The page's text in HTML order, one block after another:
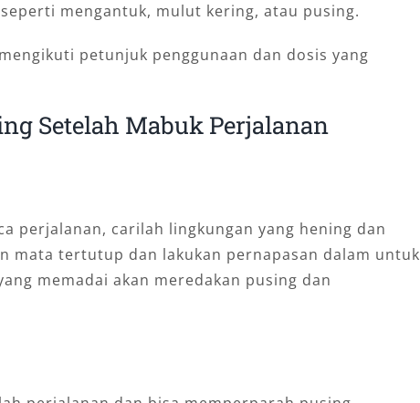
mengantuk, mulut kering, atau pusing.
petunjuk penggunaan dan dosis yang
Setelah Mabuk Perjalanan
perjalanan, carilah lingkungan yang hening dan
mata tertutup dan lakukan pernapasan dalam untuk
memadai akan meredakan pusing dan